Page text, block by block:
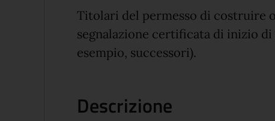
Titolari del permesso di costruire
segnalazione certificata di inizio
esempio, successori).
Descrizione